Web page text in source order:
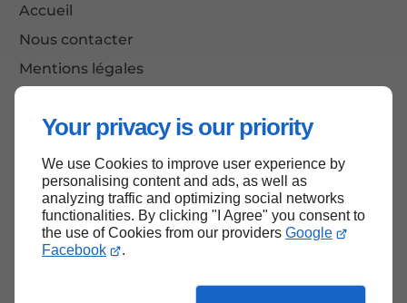
Your privacy is our priority
We use Cookies to improve user experience by
personalising content and ads, as well as
analyzing traffic and optimizing social networks
functionalities. By clicking "I Agree" you consent to
the use of Cookies from our providers Google
Facebook
.
Accueil
Nous contacter
Mentions légales
Haut de page